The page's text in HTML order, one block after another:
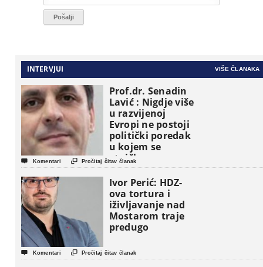
INTERVJUI VIŠE ČLANAKA
Prof.dr. Senadin
Lavić : Nigdje više
u razvijenoj
Evropi ne postoji
politički poredak
u kojem se
etničke grupe
pojavljuju kao
osnovne
političke jedinice
 Komentari  Pročitaj čitav članak
Ivor Perić: HDZ-
ova tortura i
iživljavanje nad
Mostarom traje
predugo
 Komentari  Pročitaj čitav članak